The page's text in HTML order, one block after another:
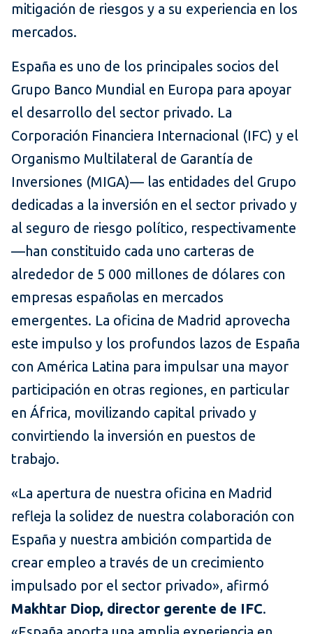
mitigación de riesgos y a su experiencia en los
mercados.
España es uno de los principales socios del
Grupo Banco Mundial en Europa para apoyar
el desarrollo del sector privado. La
Corporación Financiera Internacional (IFC) y el
Organismo Multilateral de Garantía de
Inversiones (MIGA)— las entidades del Grupo
dedicadas a la inversión en el sector privado y
al seguro de riesgo político, respectivamente
—han constituido cada uno carteras de
alrededor de 5 000 millones de dólares con
empresas españolas en mercados
emergentes. La oficina de Madrid aprovecha
este impulso y los profundos lazos de España
con América Latina para impulsar una mayor
participación en otras regiones, en particular
en África, movilizando capital privado y
convirtiendo la inversión en puestos de
trabajo.
«La apertura de nuestra oficina en Madrid
refleja la solidez de nuestra colaboración con
España y nuestra ambición compartida de
crear empleo a través de un crecimiento
impulsado por el sector privado», afirmó
Makhtar Diop, director gerente de IFC.